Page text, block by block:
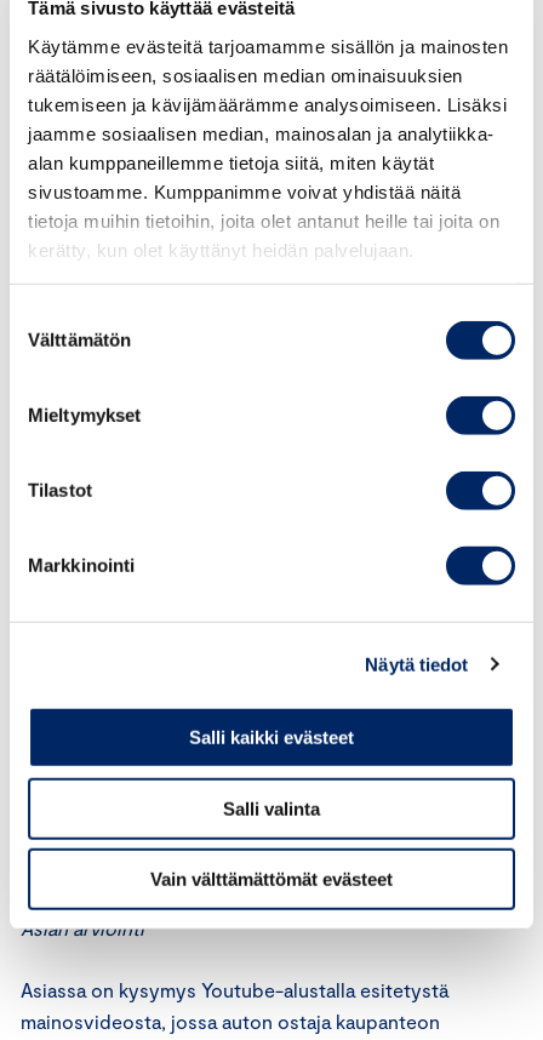
Tämä sivusto käyttää evästeitä
Käytämme evästeitä tarjoamamme sisällön ja mainosten
räätälöimiseen, sosiaalisen median ominaisuuksien
tukemiseen ja kävijämäärämme analysoimiseen. Lisäksi
jaamme sosiaalisen median, mainosalan ja analytiikka-
alan kumppaneillemme tietoja siitä, miten käytät
sivustoamme. Kumppanimme voivat yhdistää näitä
tietoja muihin tietoihin, joita olet antanut heille tai joita on
kerätty, kun olet käyttänyt heidän palvelujaan.
valinta
Välttämätön
Mieltymykset
Tilastot
Markkinointi
Näytä tiedot
Salli kaikki evästeet
Salli valinta
Vain välttämättömät evästeet
Mainonnan eettisen neuvoston säännöt
Mainonnan eettisen neuvoston sääntöjen 1 § mukaan
mainonnan eettinen neuvosto on elinkeinoelämän
itsesääntelytoimielin. Sen tehtävänä on antaa lausuntoja
siitä, onko mainos tai muu menettely kaupallisessa
markkinoinnissa hyvän tavan vastaista tai
tunnistettavissa markkinoinniksi ottaen huomioon
jonka tarkoituksena on kulutushyödykkeen
markkinoinnin on oltava lain ja hyvän tavan mukaista,
rehellistä ja totuudenmukaista. Markkinoinnissa on
noudatettava hyvää liiketapaa. Markkinointi ei saa
heikentää yleisön luottamusta markkinointiin.
ICC:n markkinointisääntöjen 12 artiklan mukaan
markkinoinnissa ei saa halventaa tai väheksyä tiettyä
henkilöä, ihmisryhmää, yritystä, organisaatiota,
elinkeinotoimintaa, ammattia tai tuotetta.
Asian arviointi
Asiassa on kysymys Youtube-alustalla esitetystä
mainosvideosta, jossa auton ostaja kaupanteon